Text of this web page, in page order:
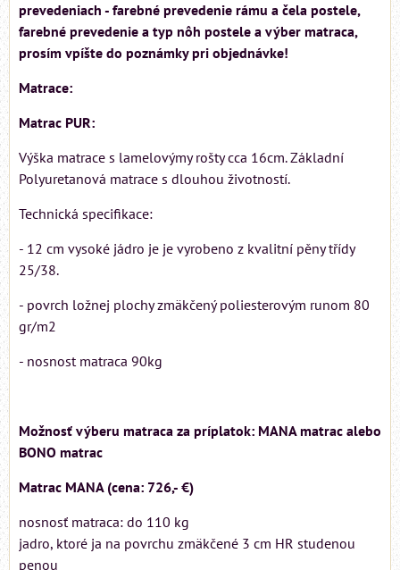
prevedeniach - farebné prevedenie rámu a čela postele,
farebné prevedenie a typ nôh postele a výber matraca,
prosím vpíšte do poznámky pri objednávke!
Matrace:
Matrac PUR:
Výška matrace s lamelovýmy rošty cca 16cm. Základní
Polyuretanová matrace s dlouhou životností.
Technická specifikace:
- 12 cm vysoké jádro je je vyrobeno z kvalitní pěny třídy
25/38.
- povrch ložnej plochy zmäkčený poliesterovým runom 80
gr/m2
- nosnost matraca 90kg
Možnosť výberu matraca za príplatok: MANA matrac alebo
BONO matrac
Matrac MANA (cena: 726,- €)
nosnosť matraca: do 110 kg
jadro, ktoré ja na povrchu zmäkčené 3 cm HR studenou
penou